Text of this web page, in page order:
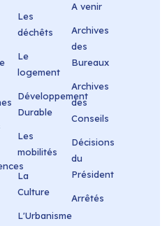
Les
déchêts
Le
logement
Développement
Durable
Les
mobilités
La
Culture
L'Urbanisme
A venir
Archives
des
Bureaux
Archives
des
Conseils
Décisions
du
Président
Arrêtés